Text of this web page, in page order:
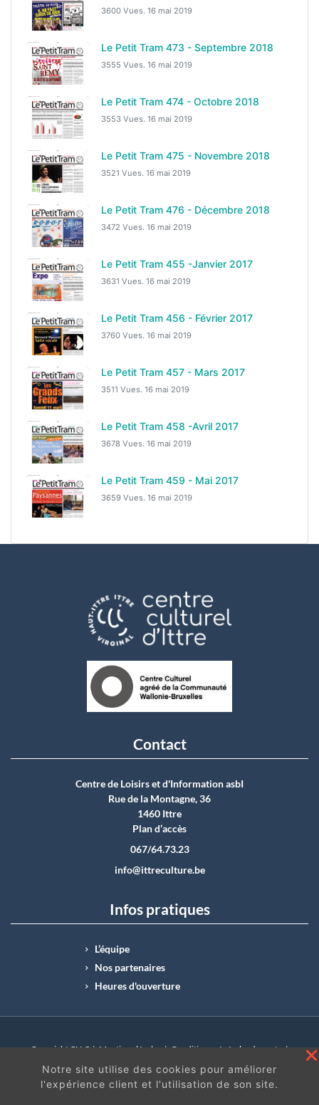
3600 Vues. 16 mai 2019
Le Petit Tram 473 - Septembre 2018
3555 Vues. 16 mai 2019
Le Petit Tram 474 - Octobre 2018
3553 Vues. 16 mai 2019
Le Petit Tram 475 - Novembre 2018
3521 Vues. 16 mai 2019
Le Petit Tram 476 - Décembre 2018
3472 Vues. 16 mai 2019
Le Petit Tram 455 -Janvier 2017
3631 Vues. 16 mai 2019
Le Petit Tram 456 - Février 2017
3760 Vues. 16 mai 2019
Le Petit Tram 457 - Mars 2017
3511 Vues. 16 mai 2019
Le Petit Tram 458 -Avril 2017
3678 Vues. 16 mai 2019
Le Petit Tram 459 - Mai 2017
3659 Vues. 16 mai 2019
Contact
Centre de Loisirs et d'Information asbI
Rue de la Montagne, 36
1460 Ittre
Plan d’accès
067/64.73.23
info@ittreculture.be
Infos pratiques
L’équipe
Nos partenaires
Heures d'ouverture
Copyright CLI © | Mentions légales | Conditions générales de vente |
N°Entreprise : BE0414.742.009 |
BE50 0012 6285 4518
Notre site utilise des cookies pour améliorer
l'expérience client et l'utilisation de son site.